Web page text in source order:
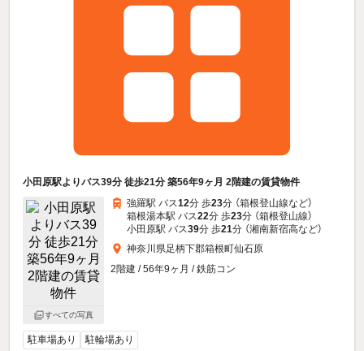
小田原駅よりバス39分 徒歩21分 築56年9ヶ月 2階建の賃貸物件
すべての写真
強羅駅 バス12分 歩23分 （箱根登山線など）
箱根湯本駅 バス22分 歩23分 （箱根登山線）
小田原駅 バス39分 歩21分 （湘南新宿高など）
神奈川県足柄下郡箱根町仙石原
2階建 / 56年9ヶ月 / 鉄筋コン
駐車場あり 駐輪場あり